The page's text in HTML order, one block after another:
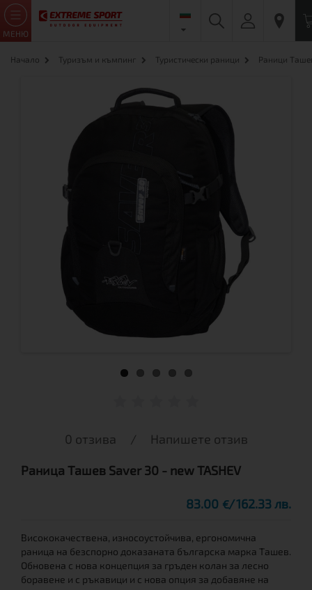
МЕНЮ
Начало Туризъм и къмпинг Туристически раници Раници
0 отзива / Напишете отзив
Раница Tашев Saver 30 - new TASHEV
83.00 € 162.33 лв.
Висококачествена, износоустойчива, ергономична
раница на безспорно доказаната българска марка Ташев.
Обновена с нова концепция за гръден колан за лесно
боравене и с ръкавици и с нова опция за добавяне на